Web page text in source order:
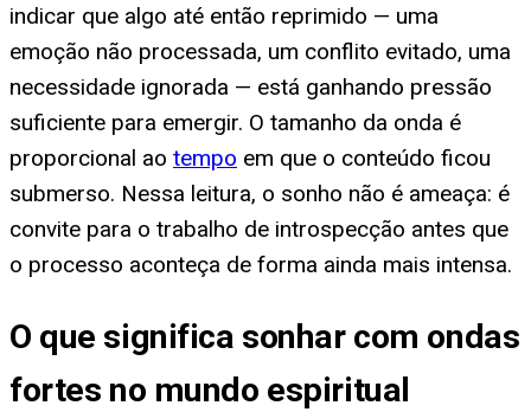
indicar que algo até então reprimido — uma
emoção não processada, um conflito evitado, uma
necessidade ignorada — está ganhando pressão
suficiente para emergir. O tamanho da onda é
proporcional ao tempo em que o conteúdo ficou
submerso. Nessa leitura, o sonho não é ameaça: é
convite para o trabalho de introspecção antes que
o processo aconteça de forma ainda mais intensa.
O que significa sonhar com ondas
fortes no mundo espiritual